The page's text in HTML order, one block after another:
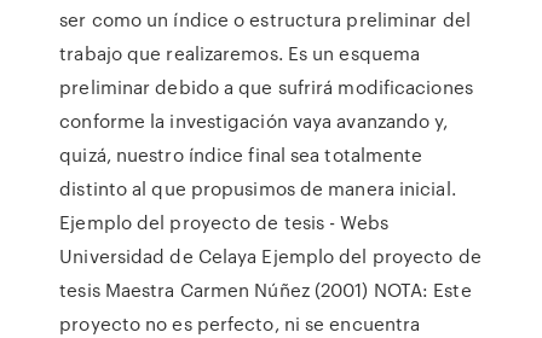
ser como un índice o estructura preliminar del
trabajo que realizaremos. Es un esquema
preliminar debido a que sufrirá modificaciones
conforme la investigación vaya avanzando y,
quizá, nuestro índice final sea totalmente
distinto al que propusimos de manera inicial.
Ejemplo del proyecto de tesis - Webs
Universidad de Celaya Ejemplo del proyecto de
tesis Maestra Carmen Núñez (2001) NOTA: Este
proyecto no es perfecto, ni se encuentra